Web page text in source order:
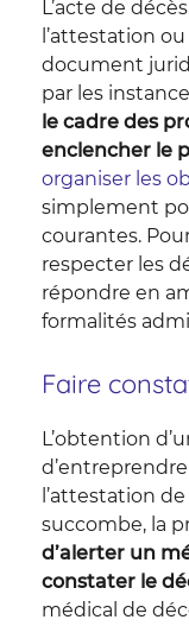
L’acte de
l’attestation
document
par les
le cadre des
enclencher le
organiser les
simplement
courantes.
respecter les
répondre en
formalités
Faire
L’obtention
l’attestation
succombe, la
d’alerter un
constater le
médical de